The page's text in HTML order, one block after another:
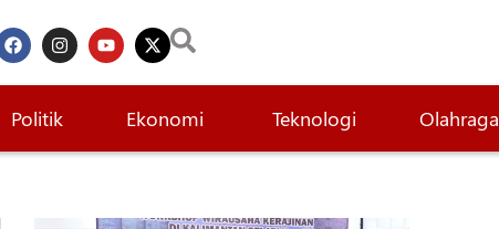
Politik Ekonomi Teknologi Olahraga